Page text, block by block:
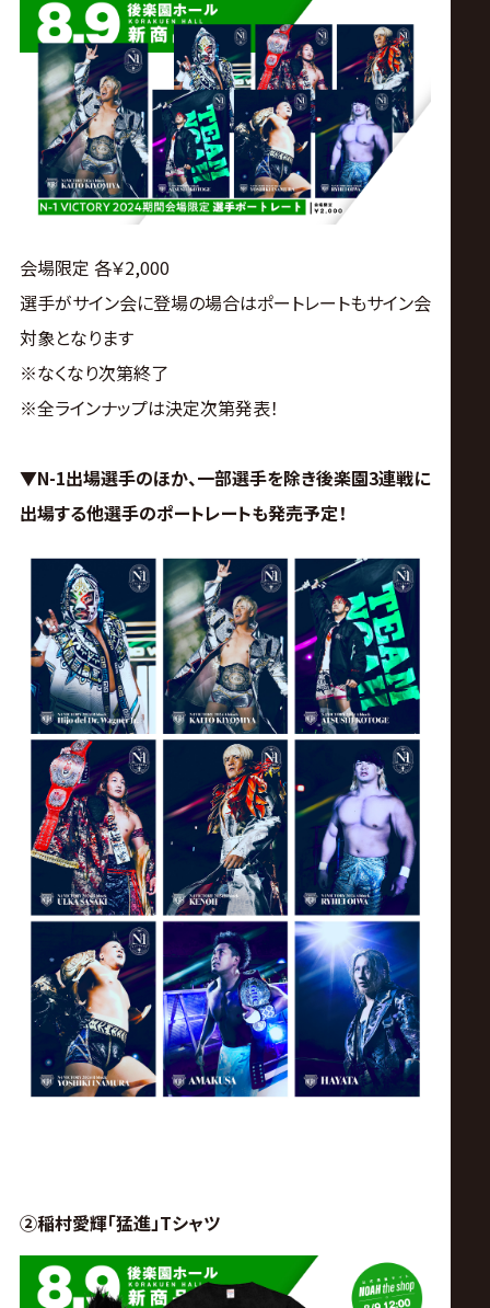
会場限定 各￥2,000
選手がサイン会に登場の場合はポートレートもサイン会
対象となります
※なくなり次第終了
※全ラインナップは決定次第発表！
▼N-1出場選手のほか、一部選手を除き後楽園3連戦に
出場する他選手のポートレートも発売予定！
②稲村愛輝「猛進」Tシャツ